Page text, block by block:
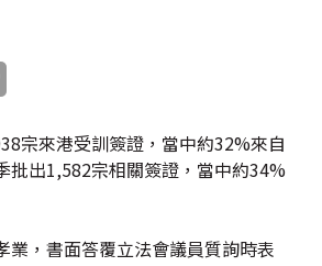
宗來港受訓簽證，當中約32%來自
批出1,582宗相關簽證，當中約34%
業，書面答覆立法會議員質詢時表